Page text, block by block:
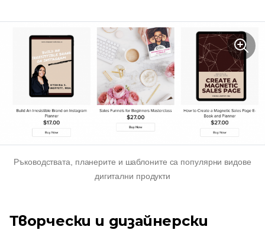
Ръководствата, планерите и шаблоните са популярни видове
дигитални продукти
Творчески и дизайнерски